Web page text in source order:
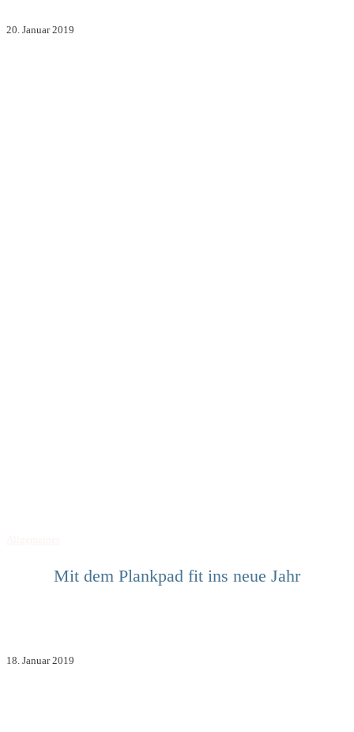
20. Januar 2019
Mit dem Plankpad fit ins neue Jahr
18. Januar 2019